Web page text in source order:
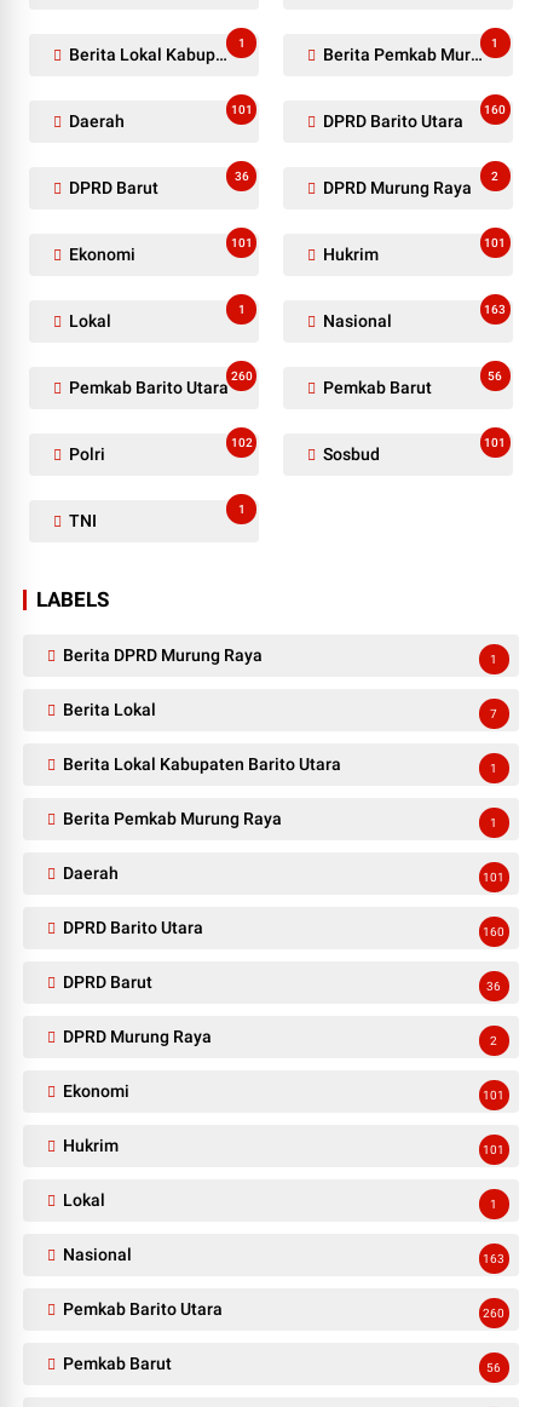
Berita Lokal Kabupaten Barito Utara
1
Berita Pemkab Murung Raya
1
Daerah
101
DPRD Barito Utara
160
DPRD Barut
36
DPRD Murung Raya
2
Ekonomi
101
Hukrim
101
Lokal
1
Nasional
163
Pemkab Barito Utara
260
Pemkab Barut
56
Polri
102
Sosbud
101
TNI
1
LABELS
Berita DPRD Murung Raya 1
Berita Lokal 7
Berita Lokal Kabupaten Barito Utara 1
Berita Pemkab Murung Raya 1
Daerah 101
DPRD Barito Utara 160
DPRD Barut 36
DPRD Murung Raya 2
Ekonomi 101
Hukrim 101
Lokal 1
Nasional 163
Pemkab Barito Utara 260
Pemkab Barut 56